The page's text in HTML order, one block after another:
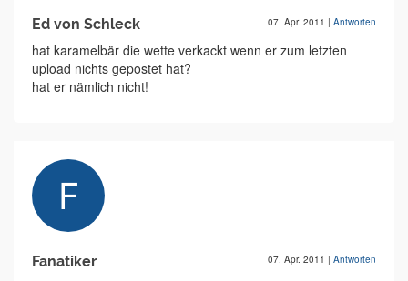
Ed von Schleck 07. Apr. 2011 | Antworten
hat karamelbär die wette verkackt wenn er zum letzten
upload nichts gepostet hat?
hat er nämlich nicht!
Fanatiker 07. Apr. 2011 | Antworten